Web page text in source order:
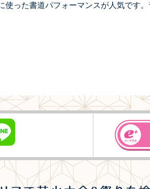
使った書道パフォーマンスが人気です。